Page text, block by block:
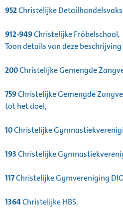
952Christelijke
912-949Christelijke Fröbelschool,
Toon details van deze beschrijving
200Christelijke Gemengde
759Christelijke Gemengde
tot het doel,
10Christelijke
193Christelijke
117Christelijke Gymvereniging
1364Christelijke HBS,